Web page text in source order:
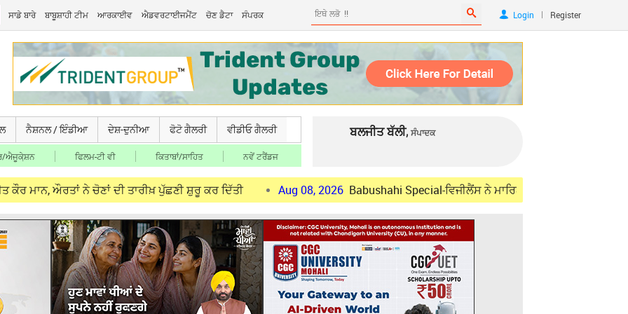
ਸਾਡੇ ਬਾਰੇ ਬਾਬੂਸ਼ਾਹੀ ਟੀਮ ਆਰਕਾਈਵ ਐਡਵਰਟਾਈਜਮੈਂਟ ਚੋਣ ਡੈਟਾ ਸੰਪਰਕ Login | Register
ਨੈਸ਼ਨਲ / ਇੰਡੀਆ ਦੇਸ਼-ਦੁਨੀਆ ਫੋਟੋ ਗੈਲਰੀ ਵੀਡੀਓ ਗੈਲਰੀ
ਐਜੂਕੇ਼ਸ਼ਨ ਫਿਲਮ-ਟੀ ਵੀ ਕਿਤਾਬਾਂ/ਸਾਹਿਤ ਨਵੇਂ ਟਰੈਂਡਜ
ਬਲਜੀਤ ਬੱਲੀ, ਸੰਪਾਦਕ
ਨੇ ਚੋਣਾਂ ਦੀ ਤਾਰੀਖ਼ ਪੁੱਛਣੀ ਸ਼ੁਰੂ ਕਰ ਦਿੱਤੀ Aug 08, 2026 Babushahi Special-ਵਿਜੀਲੈਂਸ ਨੇ ਮਾਰਿਆ ਛਾਪਾ ਤਾਂ ਮੁੱਕਿਆ ਵਰਦੀ ਵਾਲੇ